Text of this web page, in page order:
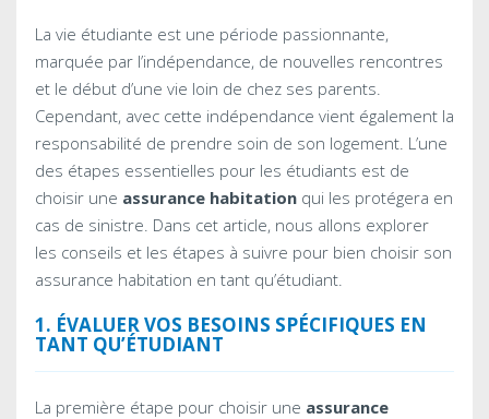
La vie étudiante est une période passionnante,
marquée par l’indépendance, de nouvelles rencontres
et le début d’une vie loin de chez ses parents.
Cependant, avec cette indépendance vient également la
responsabilité de prendre soin de son logement. L’une
des étapes essentielles pour les étudiants est de
choisir une assurance habitation qui les protégera en
cas de sinistre. Dans cet article, nous allons explorer
les conseils et les étapes à suivre pour bien choisir son
assurance habitation en tant qu’étudiant.
1. ÉVALUER VOS BESOINS SPÉCIFIQUES EN
TANT QU’ÉTUDIANT
La première étape pour choisir une assurance